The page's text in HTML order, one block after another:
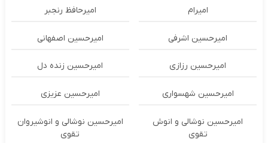
امیرام امیرحافظ رنجبر
امیرحسین اشرفی امیرحسین اصفهانی
امیرحسین رزازی امیرحسین زنده دل
امیرحسین شهسواری امیرحسین عزیزی
امیرحسین نوشالی و انوش
تقوی
امیرحسین نوشالی و انوشیروان
تقوی